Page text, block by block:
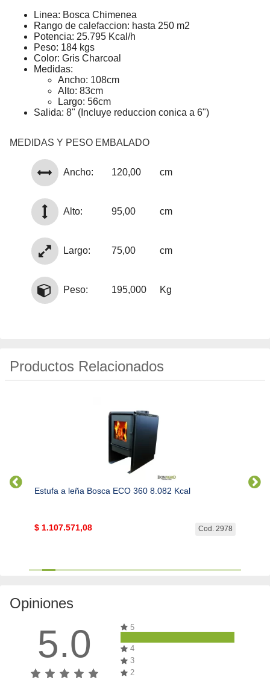
Linea: Bosca Chimenea
Rango de calefaccion: hasta 250 m2
Potencia: 25.795 Kcal/h
Peso: 184 kgs
Color: Gris Charcoal
Medidas:
Ancho: 108cm
Alto: 83cm
Largo: 56cm
Salida: 8" (Incluye reduccion conica a 6")
MEDIDAS Y PESO EMBALADO
Ancho: 120,00 cm
Alto: 95,00 cm
Largo: 75,00 cm
Peso: 195,000 Kg
Productos Relacionados
Estufa a leña Bosca ECO 360 8.082 Kcal
Cod. 2978
$ 1.107.571,08
Opiniones
5.0 5
4
3
2